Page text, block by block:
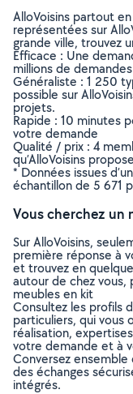
AlloVoisins partout
représentées sur
grande ville, trouvez
Efficace : Une
millions de
Généraliste : 1 250
possible sur
projets.
Rapide : 10 minutes
votre demande
Qualité / prix : 4
qu’AlloVoisins
* Données issues
échantillon de 5 671
Vous cherchez un
Sur AlloVoisins,
première réponse à
et trouvez en
autour de chez
meubles en kit
Consultez les profils
particuliers, qui
réalisation,
votre demande et à
Conversez ensemble
des échanges
intégrés.